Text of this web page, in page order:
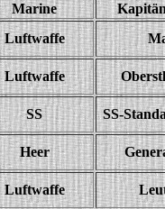
Marine
Luftwaffe
Luftwaffe
SS SS-
Heer
Luftwaffe